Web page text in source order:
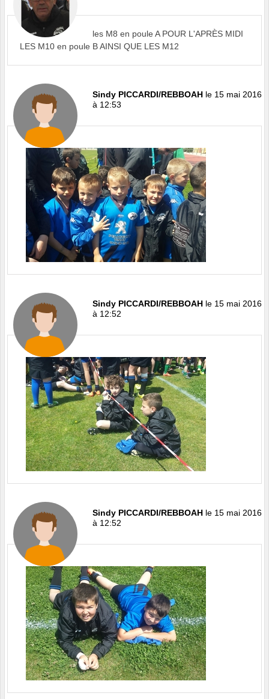
les M8 en poule A POUR L'APRÈS MIDI
LES M10 en poule B AINSI QUE LES M12
Sindy PICCARDI/REBBOAH le 15 mai 2016
à 12:53
Sindy PICCARDI/REBBOAH le 15 mai 2016
à 12:52
Sindy PICCARDI/REBBOAH le 15 mai 2016
à 12:52